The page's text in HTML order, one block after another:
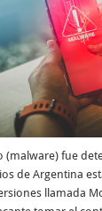
fue
de Argentina
llamada